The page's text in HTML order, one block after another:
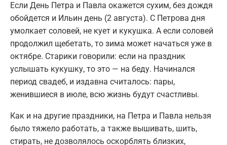
Если День Петра и Павла окажется сухим, без дождя
обойдется и Ильин день (2 августа). С Петрова дня
умолкает соловей, не кует и кукушка. А если соловей
продолжил щебетать, то зима может начаться уже в
октябре. Старики говорили: если на праздник
услышать кукушку, то это — на беду. Начинался
период свадеб, и издавна считалось: пары,
женившиеся в июле, всю жизнь будут счастливы.
Как и на другие праздники, на Петра и Павла нельзя
было тяжело работать, а также вышивать, шить,
стирать, не дозволялось оскорблять близких,